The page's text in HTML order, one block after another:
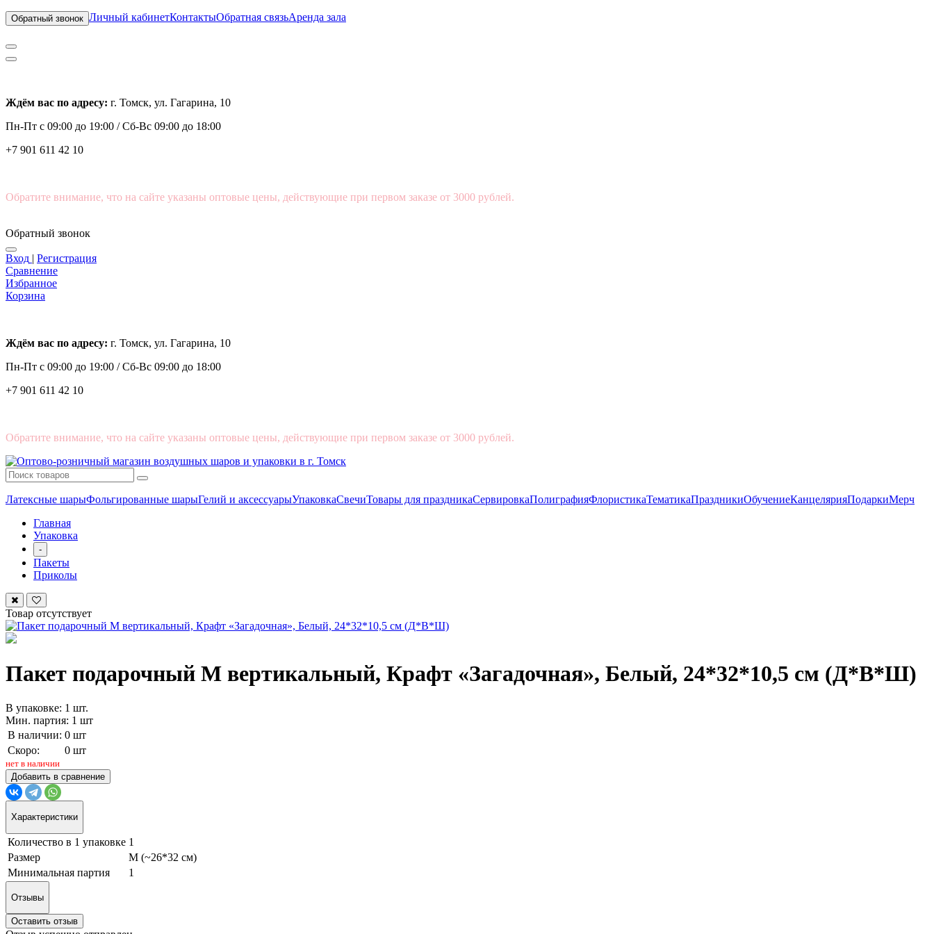
Обратный звонок Личный кабинетКонтактыОбратная связьАренда зала
Ждём вас по адресу: г. Томск, ул. Гагарина, 10
Пн-Пт с 09:00 до 19:00 /Сб-Вс 09:00 до 18:00
+7 901 611 42 10
Обратите внимание, что на сайте указаны оптовые цены, действующие при первом заказе от 3000 рублей.
Обратный звонок
Вход | Регистрация
Сравнение
Избранное
Корзина
Ждём вас по адресу: г. Томск, ул. Гагарина, 10
Пн-Пт с 09:00 до 19:00 /Сб-Вс 09:00 до 18:00
+7 901 611 42 10
Обратите внимание, что на сайте указаны оптовые цены, действующие при первом заказе от 3000 рублей.
Латексные шарыФольгированные шарыГелий и аксессуарыУпаковкаСвечиТовары для праздникаСервировкаПолиграфияФлористикаТематикаПраздникиОбучениеКанцелярияПодаркиМерч
Главная
Упаковка
-
Пакеты
Приколы
Товар отсутствует
Пакет подарочный M вертикальный, Крафт «Загадочная», Белый, 24*32*10,5 см (Д*В*Ш)
В упаковке: 1 шт.
Мин. партия: 1 шт
В наличии: 0 шт
Скоро:
0 шт
нет в наличии
Добавить в сравнение
Характеристики
Количество в 1 упаковке 1
Размер
M (~26*32 см)
Минимальная партия
1
Отзывы
Оставить отзыв